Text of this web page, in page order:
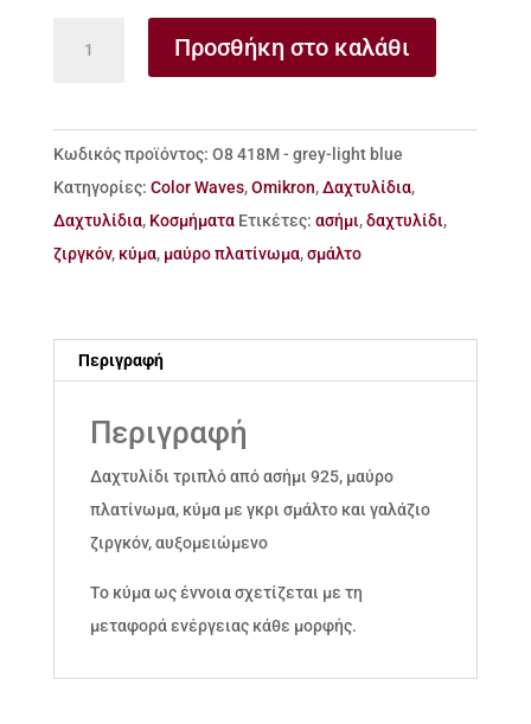
ασήμι
925
κύμα
με
γκρι
ζιργκόν
Προσθήκη στο καλάθι
Κωδικός προϊόντος: Ο8 418Μ - grey-light blue
Κατηγορίες: Color Waves,Omikron,Δαχτυλίδια,
Δαχτυλίδια, Κοσμήματα Ετικέτες: ασήμι,δαχτυλίδι,
ζιργκόν, κύμα, μαύρο πλατίνωμα,σμάλτο
Περιγραφή
Περιγραφή
Δαχτυλίδι τριπλό από ασήμι 925, μαύρο
πλατίνωμα, κύμα με γκρι σμάλτο και γαλάζιο
ζιργκόν, αυξομειώμενο
Το κύμα ως έννοια σχετίζεται με τη
μεταφορά ενέργειας κάθε μορφής.